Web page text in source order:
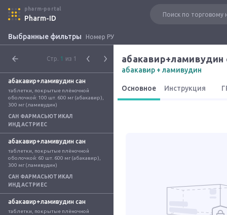
pharm-portal
Pharm-ID
Выбранные фильтры Номер РУ
Стр. 1 из 1
абакавир+ламивудин сан
таблетки, покрытые плёночной
оболочкой: 100 шт. 600 мг (абакавир),
300 мг (ламивудин)
САН ФАРМАСЬЮТИКАЛ
ИНДАСТРИЕС
абакавир+ламивудин сан
таблетки, покрытые плёночной
оболочкой: 60 шт. 600 мг (абакавир),
300 мг (ламивудин)
САН ФАРМАСЬЮТИКАЛ
ИНДАСТРИЕС
абакавир+ламивудин сан
таблетки, покрытые плёночной
абакавир+ламивудин
абакавир + ламивудин
Основное Инструкция